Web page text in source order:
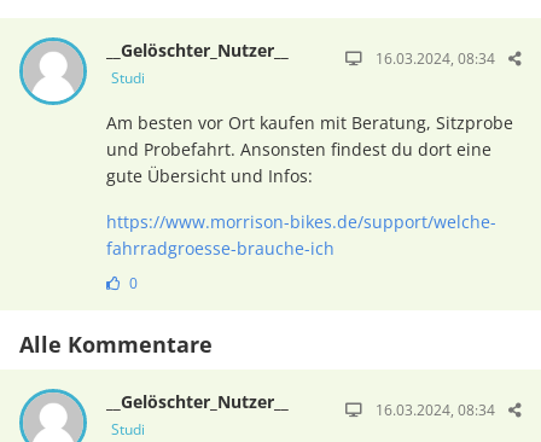
__Gelöschter_Nutzer__
Studi
16.03.2024, 08:34
Am besten vor Ort kaufen mit Beratung, Sitzprobe
und Probefahrt. Ansonsten findest du dort eine
gute Übersicht und Infos:
https://www.morrison-bikes.de/support/welche-
fahrradgroesse-brauche-ich
0
Alle Kommentare
__Gelöschter_Nutzer__
Studi
16.03.2024, 08:34